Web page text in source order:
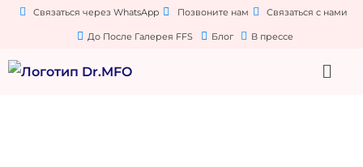
Связаться через WhatsApp Позвоните нам Связаться с нами
До После Галерея FFS Блог В прессе